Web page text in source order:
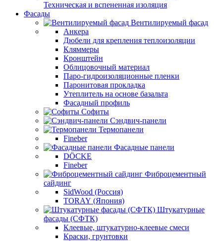
Техническая и вспененная изоляция
Фасады
Вентилируемый фасад
Анкера
Дюбели для крепления теплоизоляции
Кляммеры
Кронштейн
Облицовочный материал
Паро-гидроизоляционные пленки
Паронитовая прокладка
Утеплитель на основе базальта
Фасадный профиль
Софиты
Сэндвич-панели
Термопанели
Fineber
Фасадные панели
DÖCKE
Fineber
Фиброцементный
сайдинг
SidWood (Россия)
TORAY (Япония)
Штукатурные
фасады (СФТК)
Клеевые, штукатурно-клеевые смеси
Краски, грунтовки